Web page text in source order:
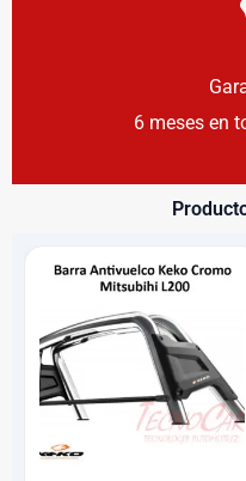
6 meses en